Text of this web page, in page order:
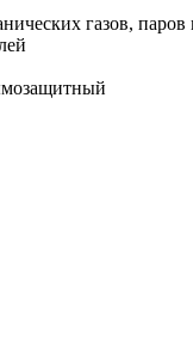
газов, паров